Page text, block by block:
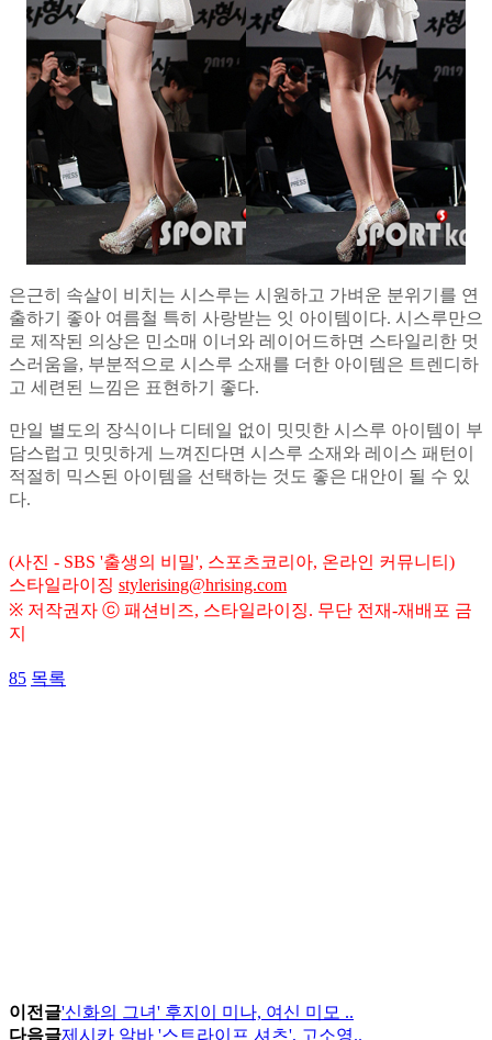
은근히 속살이 비치는 시스루는 시원하고 가벼운 분위기를 연
출하기 좋아 여름철 특히 사랑받는 잇 아이템이다. 시스루만으
로 제작된 의상은 민소매 이너와 레이어드하면 스타일리한 멋
스러움을, 부분적으로 시스루 소재를 더한 아이템은 트렌디하
고 세련된 느낌은 표현하기 좋다.
만일 별도의 장식이나 디테일 없이 밋밋한 시스루 아이템이 부
담스럽고 밋밋하게 느껴진다면 시스루 소재와 레이스 패턴이
적절히 믹스된 아이템을 선택하는 것도 좋은 대안이 될 수 있
다.
(사진 - SBS '출생의 비밀', 스포츠코리아, 온라인 커뮤니티)
스타일라이징 stylerising@hrising.com
※ 저작권자 ⓒ 패션비즈, 스타일라이징. 무단 전재-재배포 금
지
85 목록
이전글'신화의 그녀' 후지이 미나, 여신 미모 ..
다음글제시카 알바 '스트라이프 셔츠', 고소영..